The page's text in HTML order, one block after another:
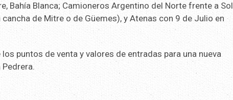
Bahía Blanca; Camioneros Argentino del Norte frente a Sol
de Mitre o de Güemes), y Atenas con 9 de Julio en
puntos de venta y valores de entradas para una nueva